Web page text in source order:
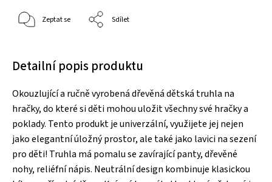
Zeptat se Sdílet
Detailní popis produktu
Okouzlující a ručně vyrobená dřevěná dětská truhla na
hračky, do které si děti mohou uložit všechny své hračky a
poklady. Tento produkt je univerzální, využijete jej nejen
jako elegantní úložný prostor, ale také jako lavici na sezení
pro děti! Truhla má pomalu se zavírající panty, dřevěné
nohy, reliéfní nápis. Neutrální design kombinuje klasickou